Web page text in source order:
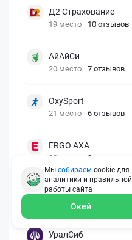
Д2 Страхование
19 место 10 отзывов
АйАйСи
20 место 7 отзывов
OxySport
21 место 6 отзывов
ERGO AXA
22 место 2 отзыва
Oxy Travel Premium
23 место 1 отзыв
УралСиб
Мы собираем cookie для
аналитики и правильной
работы сайта
Окей